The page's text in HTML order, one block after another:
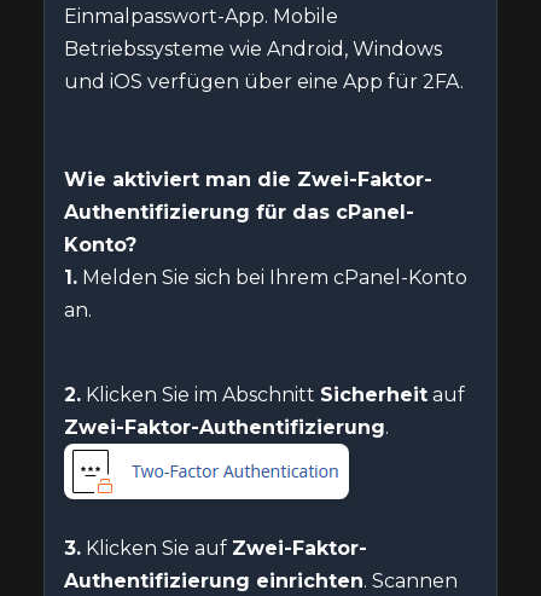
Einmalpasswort-App. Mobile
Betriebssysteme wie Android, Windows
und iOS verfügen über eine App für 2FA.
Wie aktiviert man die Zwei-Faktor-
Authentifizierung für das cPanel-
Konto?
1. Melden Sie sich bei Ihrem cPanel-Konto
an.
2. Klicken Sie im Abschnitt Sicherheit auf
Zwei-Faktor-Authentifizierung.
3. Klicken Sie auf Zwei-Faktor-
Authentifizierung einrichten. Scannen